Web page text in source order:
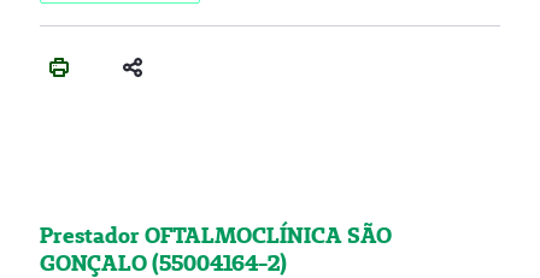
Prestador OFTALMOCLÍNICA SÃO
GONÇALO (55004164-2)